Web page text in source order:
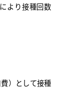
より接種回数
）として接種